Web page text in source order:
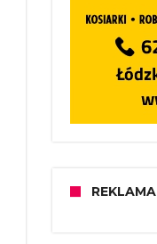
REKLAMA